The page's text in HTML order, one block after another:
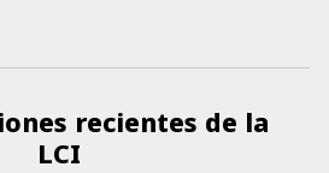
recientes de la
LCI